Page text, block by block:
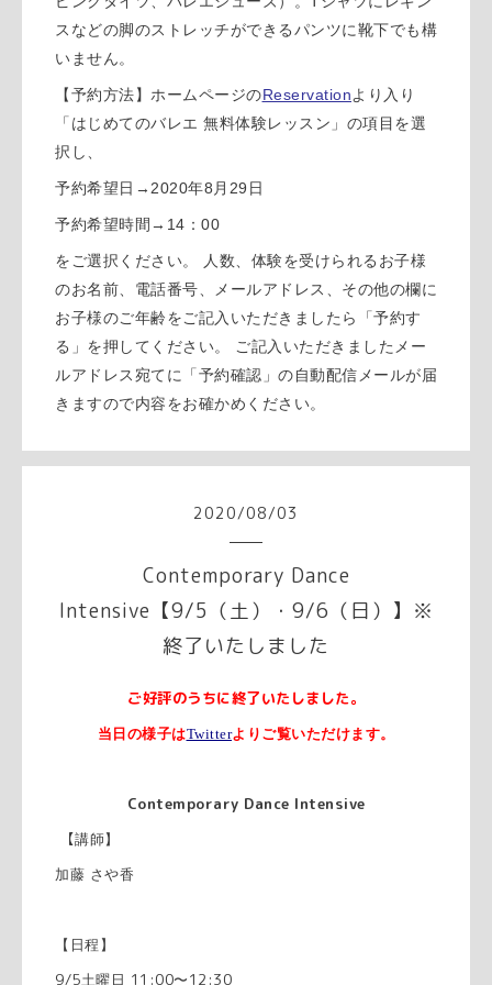
スなどの脚のストレッチができるパンツに靴下でも構
いません。
【予約方法】ホームページのReservationより入り
「 はじめてのバレエ 無料体験レッスン」の項目を選
択し、
予約希望日→ 2020年8 月29 日
予約希望時間→ 14 ： 00
をご選択ください。
人数、体験を受けられるお子様
のお名前、電話番号、メールアドレス、その他の欄に
お子様のご年齢をご記入いただきましたら「予約す
る」 を押してください。
ご記入いただきましたメー
ルアドレス宛てに「予約確認」 の自動配信メールが届
きますので内容をお確かめください。
2020/08/03
Contemporary Dance
Intensive【9/5（土）・9/6（日）】※
終了いたしました
ご好評のうちに終了いたしました。
当日の様子はTwitterよりご覧いただけます。
Contemporary Dance Intensive
【講師】
加藤 さや香
【日程】
9/5土曜日 11:00〜 12:30